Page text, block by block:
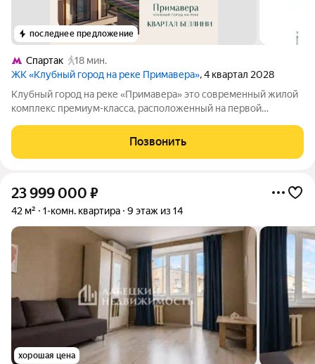
последнее предложение
Спартак
18 мин.
ЖК «Клубный город на реке Примавера», 4 квартал 2028
Клубный город на реке «Примавера» это современный жилой
комплекс премиум-класса, расположенный на первой
Покровское-Стрешнево. Под панорамными окнами квартир
находится собственный экопарк с
Позвонить
23 999 000 ₽
42 м² 1-комн. квартира 9 этаж из 14
хорошая цена